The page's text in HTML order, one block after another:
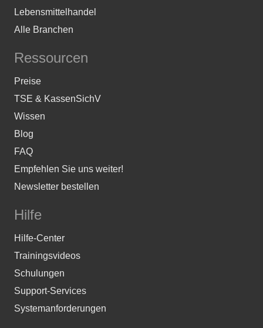
Lebensmittelhandel
Alle Branchen
Ressourcen
Preise
TSE & KassenSichV
Wissen
Blog
FAQ
Empfehlen Sie uns weiter!
Newsletter bestellen
Hilfe
Hilfe-Center
Trainingsvideos
Schulungen
Support-Services
Systemanforderungen